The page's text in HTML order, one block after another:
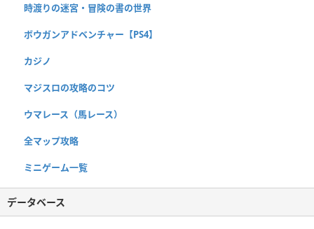
時渡りの迷宮・冒険の書の世界
ボウガンアドベンチャー【PS4】
カジノ
マジスロの攻略のコツ
ウマレース（馬レース）
全マップ攻略
ミニゲーム一覧
データベース